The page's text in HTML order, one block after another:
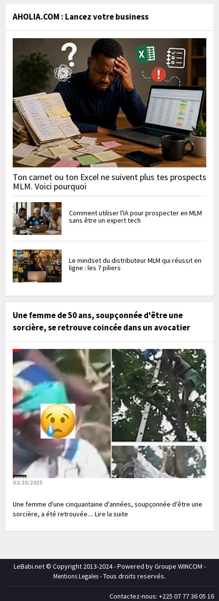
AHOLIA.COM : Lancez votre business
Ton carnet ou ton Excel ne suivent plus tes prospects
MLM. Voici pourquoi
Comment utiliser l'IA pour prospecter en MLM
sans être un expert tech
Le mindset du distributeur MLM qui réussit en
ligne : les 7 piliers
Une femme de 50 ans, soupçonnée d'être une
sorcière, se retrouve coincée dans un avocatier
02/10/2025
Une femme d'une cinquantaine d'années, soupçonnée d'être une
sorcière, a été retrouvée.... Lire la suite
LeBabi.net © Copyright 2013-2024 - Powered by Groupe WINCOM -
Mentions Legales- Tous droits reservés.
Contactez-nous: +225 07 77 36 05 16